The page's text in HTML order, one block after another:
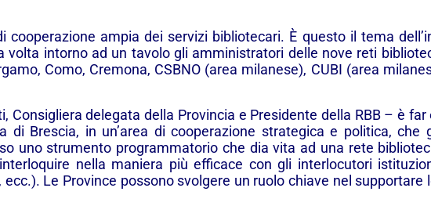
cooperazione ampia dei servizi bibliotecari. È questo il tema
volta intorno ad un tavolo gli amministratori delle nove reti
Como, Cremona, CSBNO (area milanese), CUBI (area
delegata della Provincia e Presidente della RBB – è far
Brescia, in un’area di cooperazione strategica e politica, che
uno strumento programmatorio che dia vita ad una rete
nella maniera più efficace con gli interlocutori
Le Province possono svolgere un ruolo chiave nel supportare